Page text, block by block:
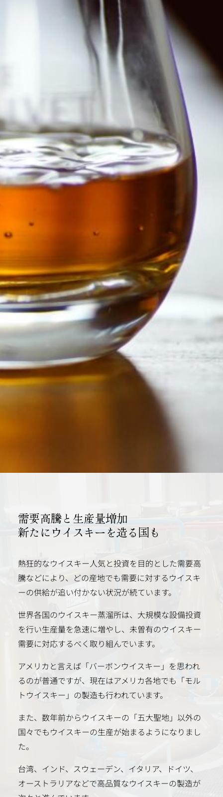
需要高騰と生産量増加
新たにウイスキーを造る国も
熱狂的なウイスキー人気と投資を目的とした需要高
騰などにより、どの産地でも需要に対するウイスキ
ーの供給が追い付かない状況が続ています。
世界各国のウイスキー蒸溜所は、大規模な設備投資
を行い生産量を急速に増やし、未曽有のウイスキー
需要に対応するべく取り組んでいます。
アメリカと言えば「バーボンウイスキー」を思われ
るのが普通ですが、現在はアメリカ各地でも「モル
トウイスキー」の製造も行われています。
また、数年前からウイスキーの「五大聖地」以外の
国々でもウイスキーの生産が始まるようになりまし
た。
台湾、インド、スウェーデン、イタリア、ドイツ、
オーストラリアなどで高品質なウイスキーの製造が